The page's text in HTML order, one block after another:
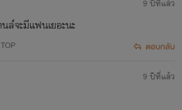
ล์จะมีแฟนเยอะนะ
9 ปีที่แล้ว
ตอบกลับ
9 ปีที่แล้ว